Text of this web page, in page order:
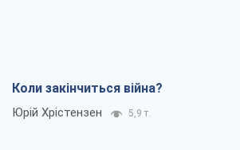
Коли закінчиться війна?
Юрій Хрістензен 5,9 т.